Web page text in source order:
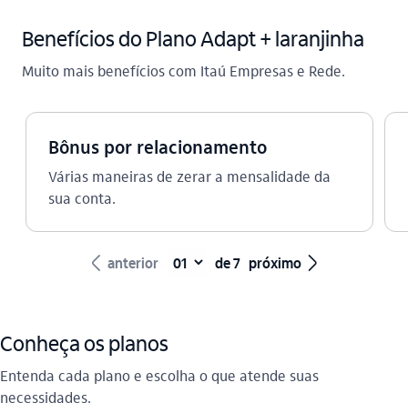
Benefícios do Plano Adapt + laranjinha
Muito mais benefícios com Itaú Empresas e Rede.
Bônus por relacionamento
Várias maneiras de zerar a mensalidade da
sua conta.
seta_esquerda anterior de 7 próximo seta_direita
Conheça os planos
Entenda cada plano e escolha o que atende suas
necessidades.